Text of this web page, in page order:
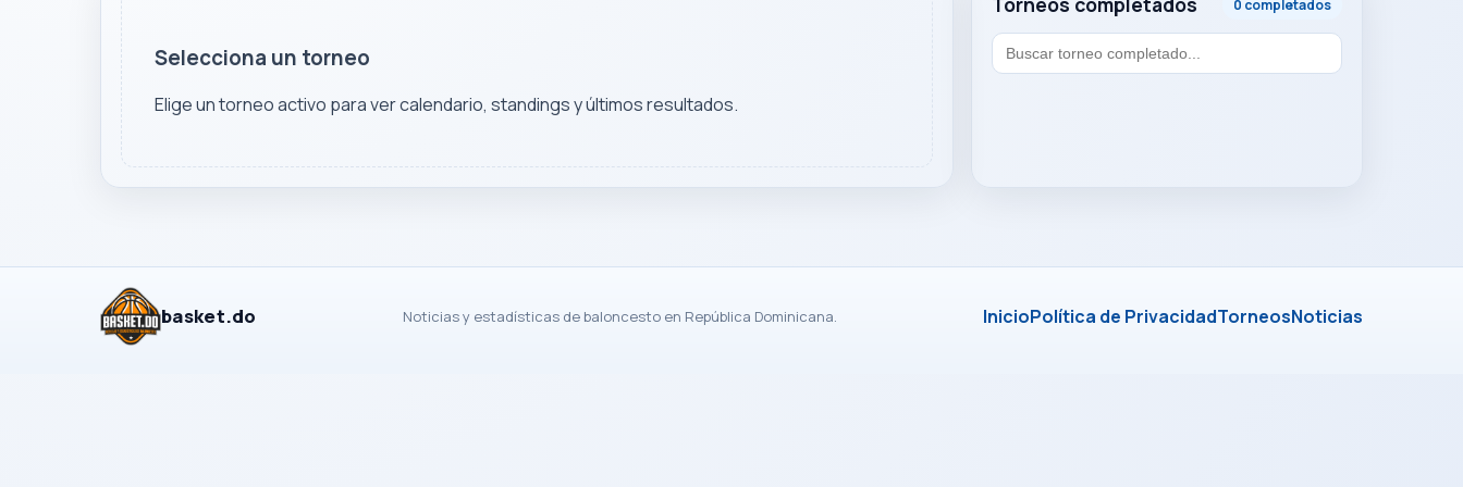
0 completados
Selecciona un torneo
Elige un torneo activo para ver calendario, standings y últimos resultados.
basket.do Noticias y estadísticas de baloncesto en República Dominicana. InicioPolítica de PrivacidadTorneosNoticias